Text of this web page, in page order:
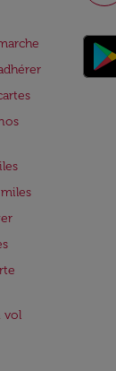
vol